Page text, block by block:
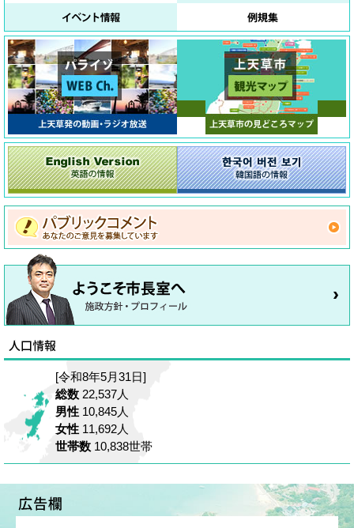
[令和8年5月31日]
総数 22,537人
男性 10,845人
女性 11,692人
世帯数 10,838世帯